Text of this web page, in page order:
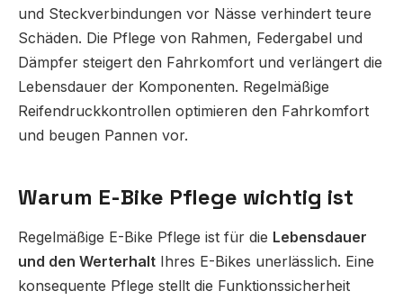
und Steckverbindungen vor Nässe verhindert teure
Schäden. Die Pflege von Rahmen, Federgabel und
Dämpfer steigert den Fahrkomfort und verlängert die
Lebensdauer der Komponenten. Regelmäßige
Reifendruckkontrollen optimieren den Fahrkomfort
und beugen Pannen vor.
Warum E-Bike Pflege wichtig ist
Regelmäßige E-Bike Pflege ist für die Lebensdauer
und den Werterhalt Ihres E-Bikes unerlässlich. Eine
konsequente Pflege stellt die Funktionssicherheit